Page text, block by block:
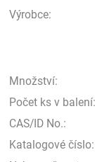
Výrobce:
Množství:
Počet ks v balení:
CAS/ID No.:
Katalogové číslo: